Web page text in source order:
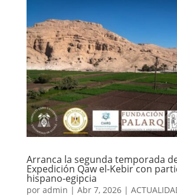
Arranca la segunda temporada
Expedición Qaw el-Kebir con
hispano-egipcia
por admin | Abr 7, 2026|